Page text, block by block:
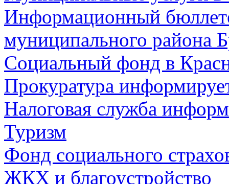
Информационный
муниципального района
Социальный фонд в
Прокуратура
Налоговая служба
Туризм
Фонд социального
ЖКХ и благоустройство